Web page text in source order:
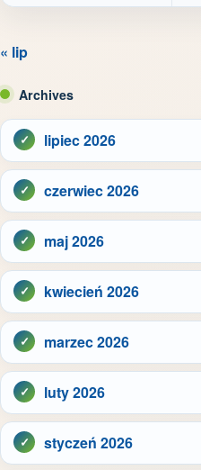
« lip
Archives
lipiec 2026
czerwiec 2026
maj 2026
kwiecień 2026
marzec 2026
luty 2026
styczeń 2026